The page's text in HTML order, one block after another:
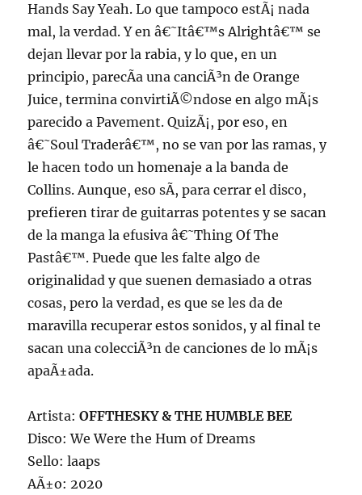
Hands Say Yeah. Lo que tampoco estÃ¡ nada
mal, la verdad. Y en â€˜Itâ€™s Alrightâ€™ se
dejan llevar por la rabia, y lo que, en un
principio, parecÃ­a una canciÃ³n de Orange
Juice, termina convirtiÃ©ndose en algo mÃ¡s
parecido a Pavement. QuizÃ¡, por eso, en
â€˜Soul Traderâ€™, no se van por las ramas, y
le hacen todo un homenaje a la banda de
Collins. Aunque, eso sÃ­, para cerrar el disco,
prefieren tirar de guitarras potentes y se sacan
de la manga la efusiva â€˜Thing Of The
Pastâ€™. Puede que les falte algo de
originalidad y que suenen demasiado a otras
cosas, pero la verdad, es que se les da de
maravilla recuperar estos sonidos, y al final te
sacan una colecciÃ³n de canciones de lo mÃ¡s
apaÃ±ada.
Artista:OFFTHESKY & THE HUMBLE BEE
Disco: We Were the Hum of Dreams
Sello: laaps
AÃ±o: 2020